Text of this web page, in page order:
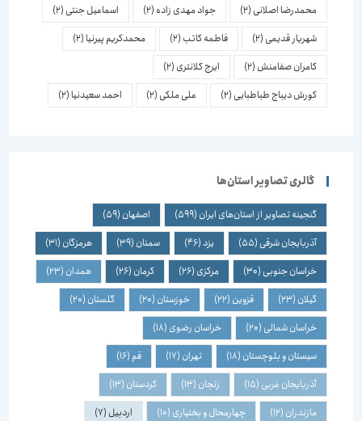
محمدرضا اصلانی(2) جواد مهدی زاده(2) اسماعیل جنتی(2)
شهریار قدیمی(2) فاطمه کاتب(2) محمدکریم پیرنیا(2)
کامران صفامنش(2) ایرج کلانتری(2)
کورش دیباج طباطبایی(2) علی ملکی(2) احمد سعیدنیا(2)
گالری تصاویر استان‌ها
گنجینه تصاویر از استان‌های ایران(599) اصفهان(59)
آذربایجان شرقی(55)
(46) سمنان(39) هرمزگان(31)
خراسان جنوبی(30) مرکزی(26) کرمان(26) همدان(23)
گیلان(23) قزوین(22) خوزستان(20) گلستان(20)
خراسان شمالی(20) خراسان رضوی(18)
سیستان و بلوچستان(18) تهران(17)
(16)
آذربایجان غربی(15) زنجان(13) کردستان(13)
مازندران(12) چهارمحال و بختیاری(10) اردبیل(7)